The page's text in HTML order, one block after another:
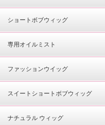
ショートボブウィッグ
専用オイルミスト
ファッションウイッグ
スイートショートボブウィッグ
ナチュラル ウィッグ